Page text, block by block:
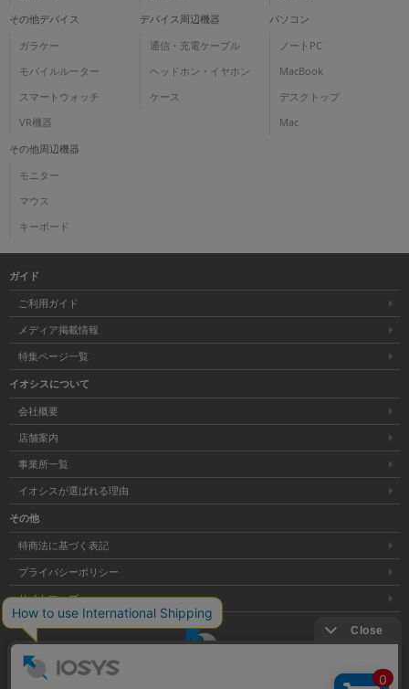
その他デバイス
ガラケー
モバイルルーター
スマートウォッチ
VR機器
デバイス周辺機器
通信・充電ケーブル
ヘッドホン・イヤホン
ケース
パソコン
ノートPC
MacBook
デスクトップ
Mac
その他周辺機器
モニター
マウス
キーボード
ガイド
ご利用ガイド
メディア掲載情報
特集ページ一覧
イオシスについて
会社概要
店舗案内
事業所一覧
イオシスが選ばれる理由
その他
特商法に基づく表記
プライバシーポリシー
サイトマップ